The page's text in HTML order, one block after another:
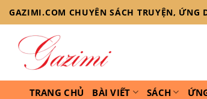
Skip
to
content
GAZIMI.COM CHUYÊN SÁCH TRUYỆN,
TRANG CHỦ BÀI VIẾT SÁCH